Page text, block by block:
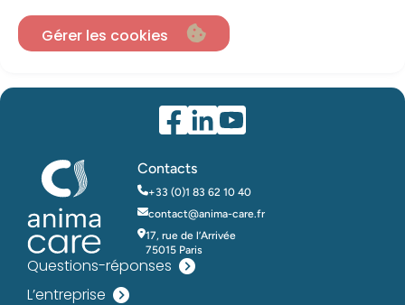
Gérer les cookies
Contacts
+33 (0)1 83 62 10 40
contact@anima-care.fr
17, rue de l’Arrivée
75015 Paris
Questions-réponses
L’entreprise